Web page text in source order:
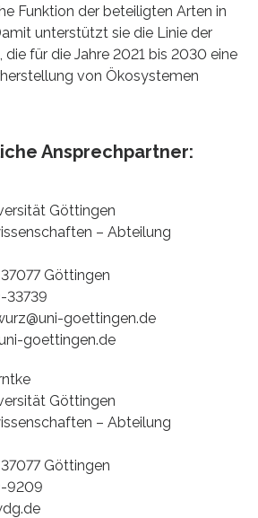
Funktion der beteiligten Arten in
unterstützt sie die Linie der
die für die Jahre 2021 bis 2030 eine
von Ökosystemen
Ansprechpartner:
Göttingen
– Abteilung
Göttingen
33739
goettingen.de
goettingen.de
Göttingen
– Abteilung
Göttingen
9209